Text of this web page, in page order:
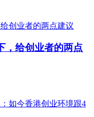
，给创业者的两点